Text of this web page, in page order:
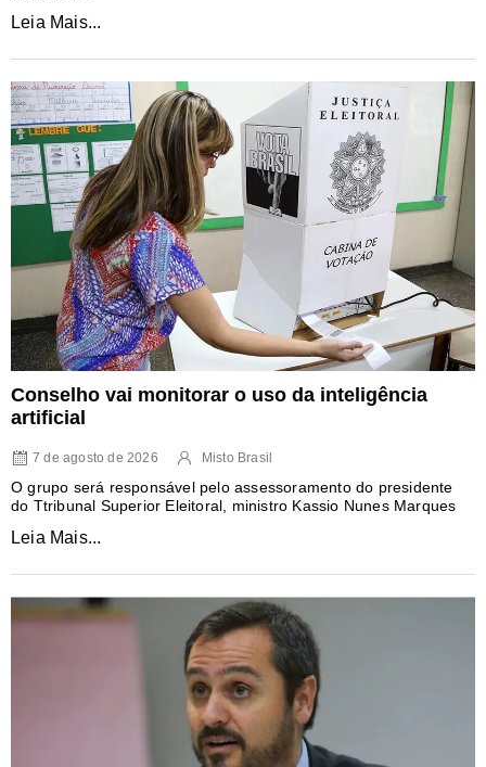
Leia Mais...
Conselho vai monitorar o uso da inteligência
artificial
7 de agosto de 2026 Misto Brasil
O grupo será responsável pelo assessoramento do presidente
do Ttribunal Superior Eleitoral, ministro Kassio Nunes Marques
Leia Mais...